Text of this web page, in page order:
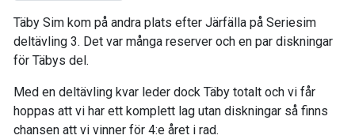
Täby Sim kom på andra plats efter Järfälla på Seriesim
deltävling 3. Det var många reserver och en par diskningar
för Täbys del.
Med en deltävling kvar leder dock Täby totalt och vi får
hoppas att vi har ett komplett lag utan diskningar så finns
chansen att vi vinner för 4:e året i rad.